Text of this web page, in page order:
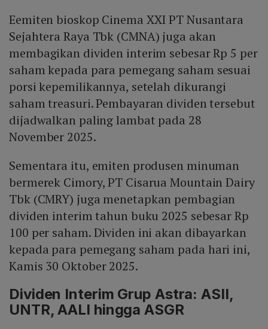
Eemiten bioskop Cinema XXI PT Nusantara
Sejahtera Raya Tbk (CMNA) juga akan
membagikan dividen interim sebesar Rp 5 per
saham kepada para pemegang saham sesuai
porsi kepemilikannya, setelah dikurangi
saham treasuri. Pembayaran dividen tersebut
dijadwalkan paling lambat pada 28
November 2025.
Sementara itu, emiten produsen minuman
bermerek Cimory, PT Cisarua Mountain Dairy
Tbk (CMRY) juga menetapkan pembagian
dividen interim tahun buku 2025 sebesar Rp
100 per saham. Dividen ini akan dibayarkan
kepada para pemegang saham pada hari ini,
Kamis 30 Oktober 2025.
Dividen Interim Grup Astra: ASII,
UNTR, AALI hingga ASGR